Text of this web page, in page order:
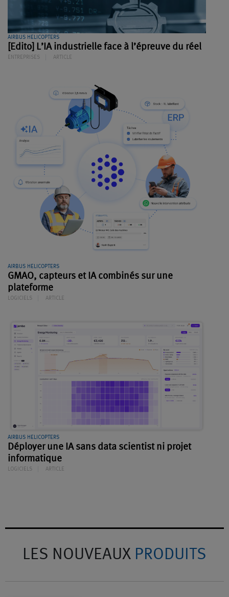
AIRBUS HELICOPTERS
[Edito] L’IA industrielle face à l’épreuve du réel
ENTREPRISES ARTICLE
AIRBUS HELICOPTERS
GMAO, capteurs et IA combinés sur une
plateforme
LOGICIELS ARTICLE
AIRBUS HELICOPTERS
Déployer une IA sans data scientist ni projet
informatique
LOGICIELS ARTICLE
LES NOUVEAUX PRODUITS